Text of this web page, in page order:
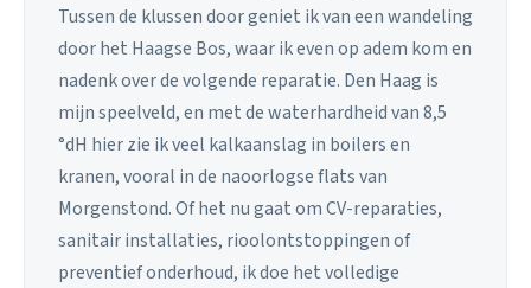
Tussen de klussen door geniet ik van een wandeling
door het Haagse Bos, waar ik even op adem kom en
nadenk over de volgende reparatie. Den Haag is
mijn speelveld, en met de waterhardheid van 8,5
°dH hier zie ik veel kalkaanslag in boilers en
kranen, vooral in de naoorlogse flats van
Morgenstond. Of het nu gaat om CV-reparaties,
sanitair installaties, rioolontstoppingen of
preventief onderhoud, ik doe het volledige